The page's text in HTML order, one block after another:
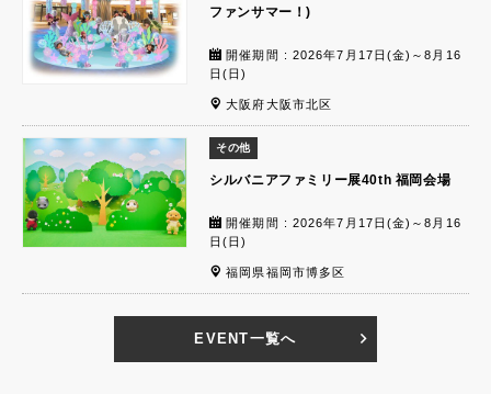
ファンサマー！)
開催期間 : 2026年7月17日(金)～8月16
日(日)
大阪府大阪市北区
その他
シルバニアファミリー展40th 福岡会場
開催期間 : 2026年7月17日(金)～8月16
日(日)
福岡県福岡市博多区
EVENT一覧へ